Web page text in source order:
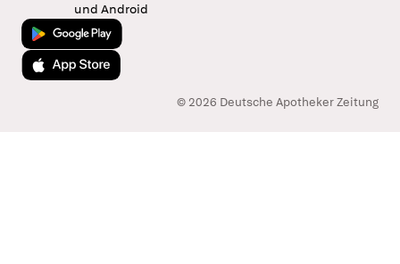
und Android
Jetzt bei Google Play
Laden im App Store
© 2026 Deutsche Apotheker Zeitung